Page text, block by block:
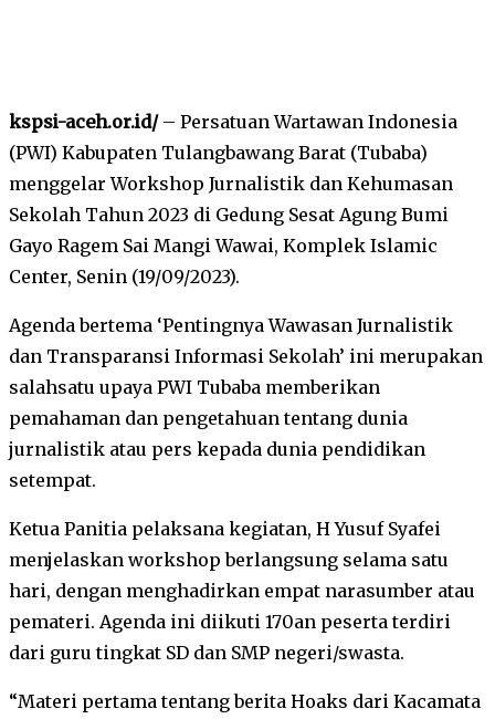
kspsi-aceh.or.id/– Persatuan Wartawan Indonesia
(PWI) Kabupaten Tulangbawang Barat (Tubaba)
menggelar Workshop Jurnalistik dan Kehumasan
Sekolah Tahun 2023 di Gedung Sesat Agung Bumi
Gayo Ragem Sai Mangi Wawai, Komplek Islamic
Center, Senin (19/09/2023).
Agenda bertema ‘Pentingnya Wawasan Jurnalistik
dan Transparansi Informasi Sekolah’ ini merupakan
salahsatu upaya PWI Tubaba memberikan
pemahaman dan pengetahuan tentang dunia
jurnalistik atau pers kepada dunia pendidikan
setempat.
Ketua Panitia pelaksana kegiatan, H Yusuf Syafei
menjelaskan workshop berlangsung selama satu
hari, dengan menghadirkan empat narasumber atau
pemateri. Agenda ini diikuti 170an peserta terdiri
dari guru tingkat SD dan SMP negeri/swasta.
“Materi pertama tentang berita Hoaks dari Kacamata